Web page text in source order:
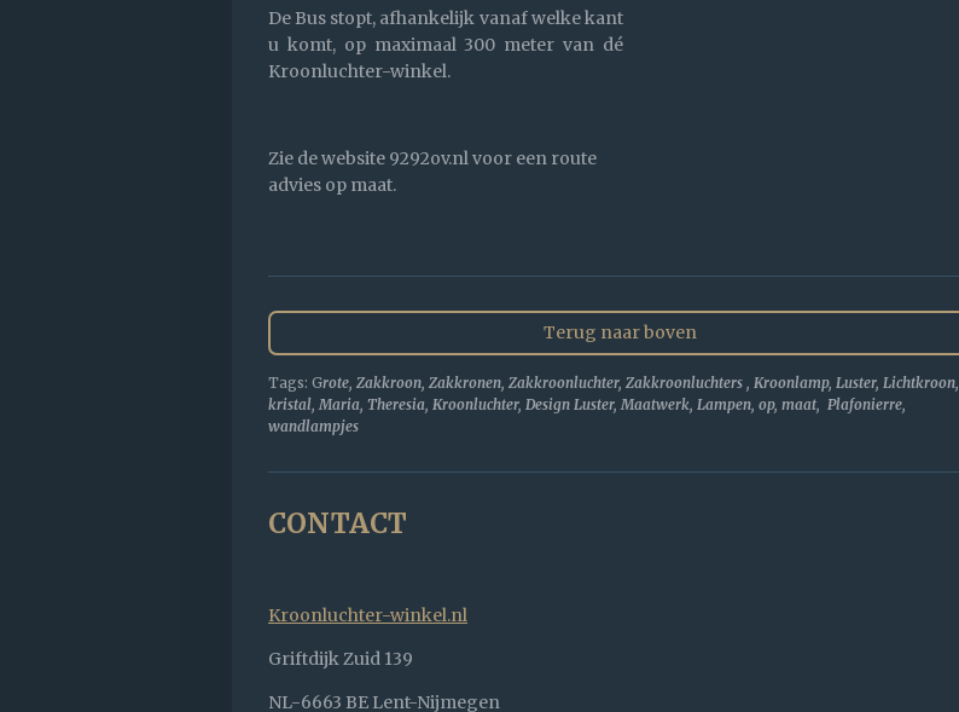
De Bus stopt, afhankelijk vanaf welke kant
u komt, op maximaal 300 meter van dé
Kroonluchter-winkel.
Zie de website 9292ov.nl voor een route
advies op maat.
Terug naar boven
Tags: Grote, Zakkroon, Zakkronen, Zakkroonluchter, Zakkroonluchters , Kroonlamp, Luster, Lichtkroon,
kristal, Maria, Theresia, Kroonluchter, Design Luster, Maatwerk, Lampen, op, maat, Plafonierre,
wandlampjes
CONTACT
Kroonluchter-winkel.nl
Griftdijk Zuid 139
NL-6663 BE Lent-Nijmegen